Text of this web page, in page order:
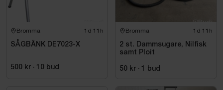
Bromma 1d 11h
SÅGBÄNK DE7023-X
500 kr · 10 bud
Bromma 1d 11h
2 st. Dammsugare, Nilfisk
samt Ploit
50 kr · 1 bud